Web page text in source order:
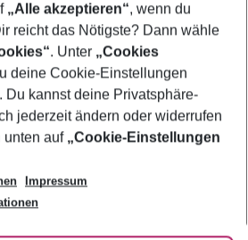
„Alle akzeptieren“, wenn du
reicht das Nötigste? Dann wähle
. Unter „Cookies
deine Cookie-Einstellungen
Du kannst deine Privatsphäre-
jederzeit ändern oder widerrufen
unten auf „Cookie-Einstellungen
Impressum